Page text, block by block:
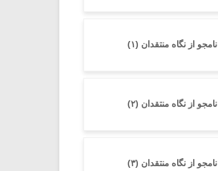
نامجو از نگاه منتقدان (۱)
نامجو از نگاه منتقدان (۲)
نامجو از نگاه منتقدان (۳)